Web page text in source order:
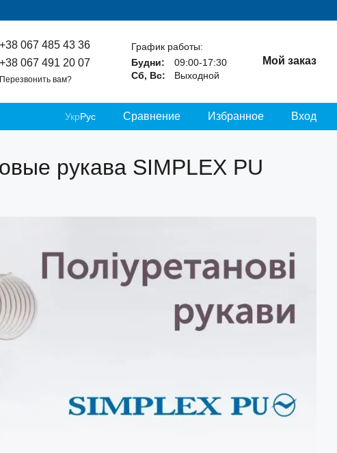
+38 067 485 43 36
+38 067 491 20 07
Перезвонить вам?
График работы:
Будни:
09:00-17:30
Сб, Вс:
Выходной
Мой заказ
УкрРус Сравнение Избранное Вход
рукава SIMPLEX PU